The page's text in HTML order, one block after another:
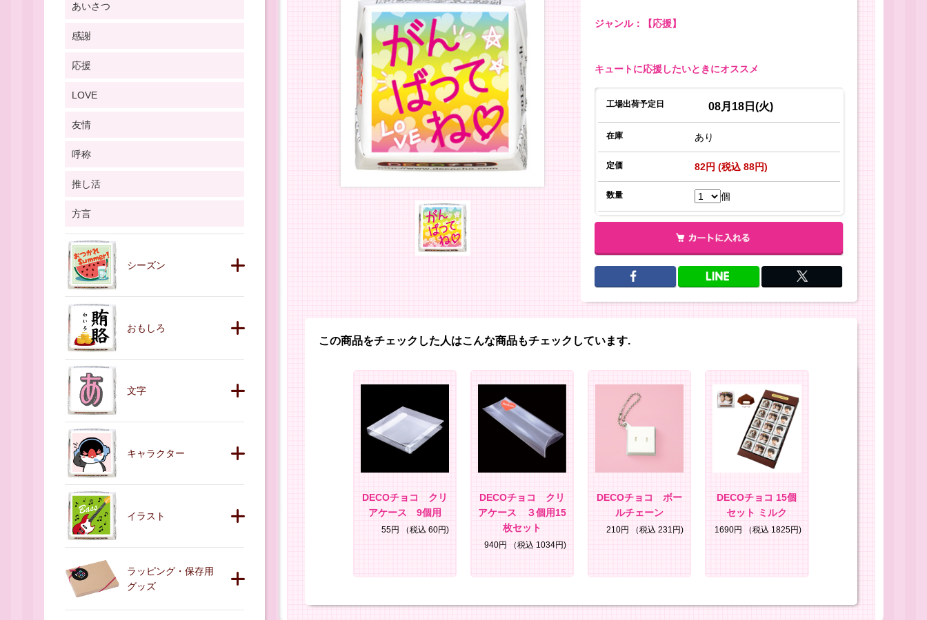
ジャンル：【応援】
キュートに応援したいときにオススメ
工場出荷予定日 08月18日(火)
在庫 あり
定価 82円 (税込 88円)
数量 個
この商品をチェックした人はこんな商品もチェックしています.
DECOチョコ クリ
アケース 9個用
55円 （税込 60円)
DECOチョコ クリ
アケース ３個用15
枚セット
940円 （税込 1034円)
DECOチョコ ボー
ルチェーン
210円 （税込 231円)
DECOチョコ 15個
セット ミルク
1690円 （税込 1825円)
あいさつ
感謝
応援
LOVE
友情
呼称
推し活
方言
シーズン
おもしろ
文字
キャラクター
イラスト
ラッピング・保存用
グッズ